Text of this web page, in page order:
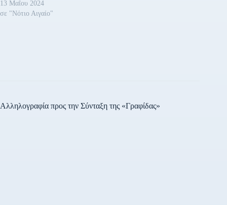
13 Μαΐου 2024
σε "Νότιο Αιγαίο"
Αλληλογραφία προς την Σύνταξη της «Γραφίδας»